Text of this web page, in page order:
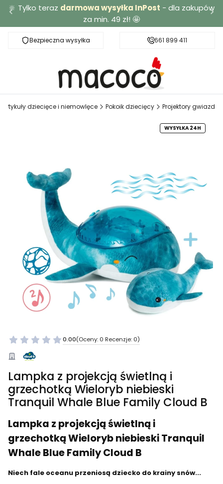
🔆 Tylko teraz darmowa wysyłka InPost - dla zakupów
za min. 49 zł! 🤩
Bezpieczna wysyłka Darmowa dostawa od 49 zł
661 899 411
dziecięce i niemowlęce Pokoik dziecięcy Projektory gwiazd
WYSYŁKA 24H
0.00(Oceny: 0 Recenzje: 0)
Lampka z projekcją świetlną i
grzechotką Wieloryb niebieski
Tranquil Whale Blue Family Cloud B
Lampka z projekcją świetlną i
grzechotką Wieloryb niebieski Tranquil
Whale Blue Family Cloud B
Niech fale oceanu przeniosą dziecko do krainy snów...